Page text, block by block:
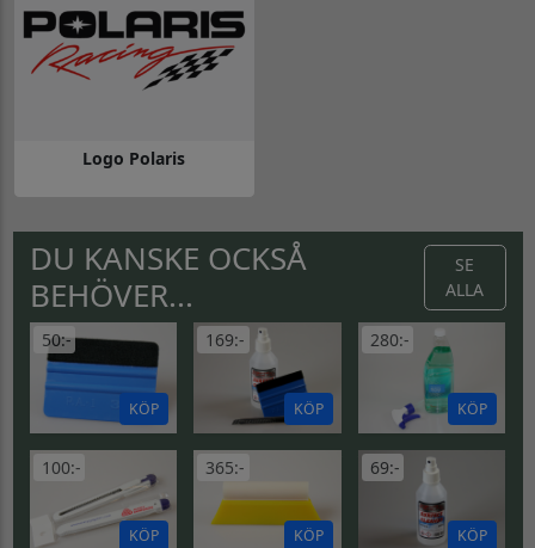
Logo Polaris
DU KANSKE OCKSÅ
BEHÖVER...
SE
ALLA
50:-
KÖP
169:-
KÖP
280:-
KÖP
100:-
KÖP
365:-
KÖP
69:-
KÖP